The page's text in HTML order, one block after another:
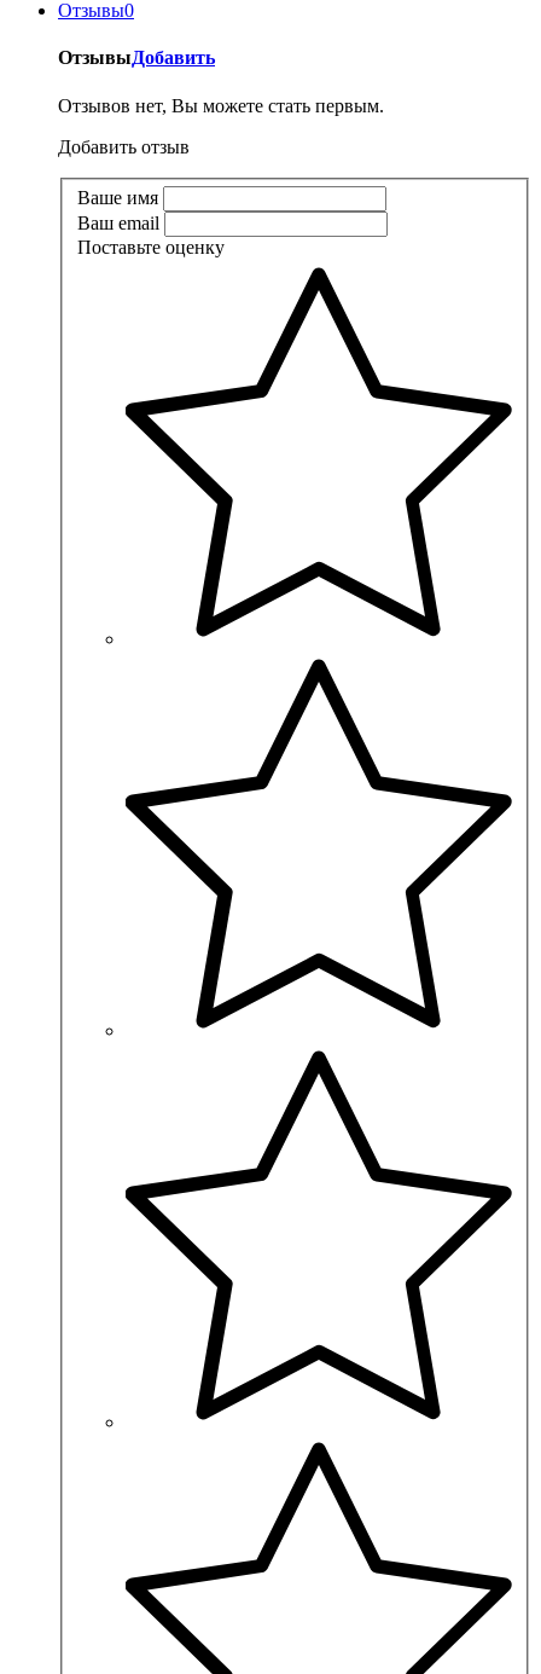
Отзывы0
ОтзывыДобавить
Отзывов нет, Вы можете стать первым.
Добавить отзыв
Ваше имя
Ваш email
Поставьте оценку